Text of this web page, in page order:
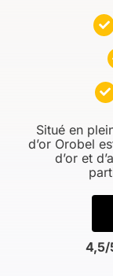
Situé en
d’or Orobel
d’or et
4,5/